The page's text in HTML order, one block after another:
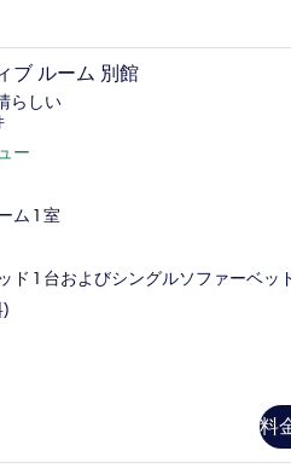
発ベッド、ミニバーエグゼクティブ ルー
ブ ルーム 別館
らしい
ー
ム 1 室
ド 1 台およびシングルソファーベッ
料